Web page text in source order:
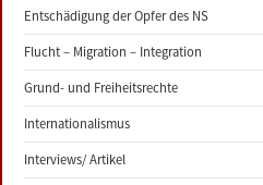
Entschädigung der Opfer des NS
Flucht – Migration – Integration
Grund- und Freiheitsrechte
Internationalismus
Interviews/ Artikel